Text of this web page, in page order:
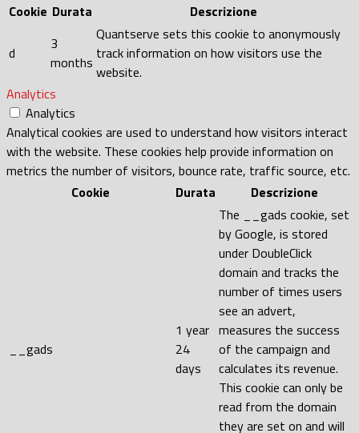
Cookie Durata Descrizione
d
3
months
Quantserve sets this cookie to anonymously
track information on how visitors use the
website.
Analytics
Analytics
Analytical cookies are used to understand how visitors interact
with the website. These cookies help provide information on
metrics the number of visitors, bounce rate, traffic source, etc.
Cookie
Durata Descrizione
__gads
1 year
24
days
The __gads cookie, set
by Google, is stored
under DoubleClick
domain and tracks the
number of times users
see an advert,
measures the success
of the campaign and
calculates its revenue.
This cookie can only be
read from the domain
they are set on and will